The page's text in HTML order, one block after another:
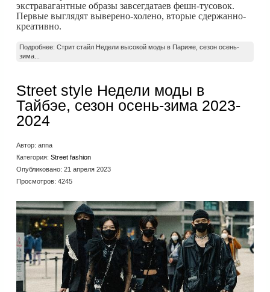
экстравагантные образы завсегдатаев фешн-тусовок.
Первые выглядят выверено-холено, вторые сдержанно-
креативно.
Подробнее: Стрит стайл Недели высокой моды в Париже, сезон осень-
зима...
Street style Недели моды в
Тайбэе, сезон осень-зима 2023-
2024
Автор: anna
Категория: Street fashion
Опубликовано: 21 апреля 2023
Просмотров: 4245